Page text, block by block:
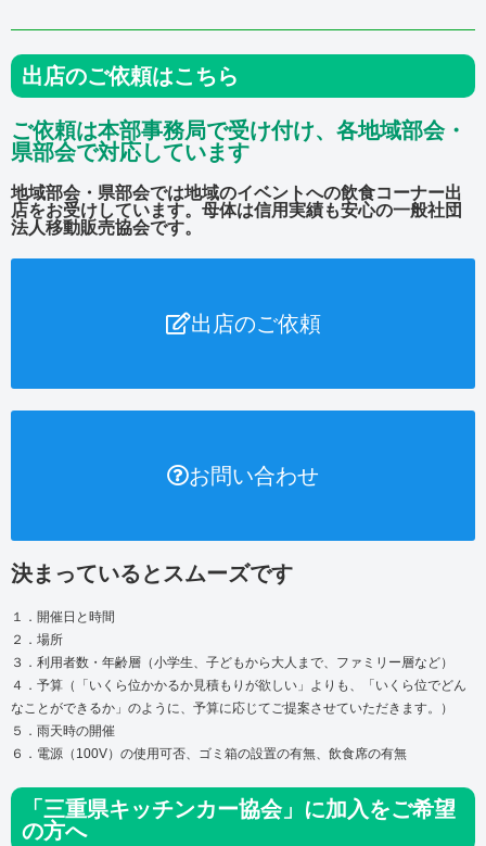
出店のご依頼はこちら
ご依頼は本部事務局で受け付け、各地域部会・
県部会で対応しています
地域部会・県部会では地域のイベントへの飲食コーナー出
店をお受けしています。母体は信用実績も安心の一般社団
法人移動販売協会です。
出店のご依頼
お問い合わせ
決まっているとスムーズです
１．開催日と時間
２．場所
３．利用者数・年齢層（小学生、子どもから大人まで、ファミリー層など）
４．予算（「いくら位かかるか見積もりが欲しい」よりも、「いくら位でどん
なことができるか」のように、予算に応じてご提案させていただきます。）
５．雨天時の開催
６．電源（100V）の使用可否、ゴミ箱の設置の有無、飲食席の有無
「三重県キッチンカー協会」に加入をご希望
の方へ